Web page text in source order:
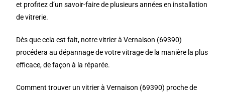
et profitez d’un savoir-faire de plusieurs années en installation
de vitrerie.
Dès que cela est fait, notre vitrier à Vernaison (69390)
procédera au dépannage de votre vitrage de la manière la plus
efficace, de façon à la réparée.
Comment trouver un vitrier à Vernaison (69390) proche de